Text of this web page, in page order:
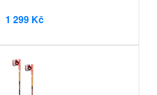
1 299 Kč